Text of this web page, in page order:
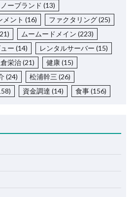
ノーブランド (13)
メント (16) ファクタリング(25)
ムームードメイン (223)
ー (14) レンタルサーバー (15)
倉栄治(21) 健康(15)
(24) 松浦幹三 (26)
資金調達 (14) 食事(156)